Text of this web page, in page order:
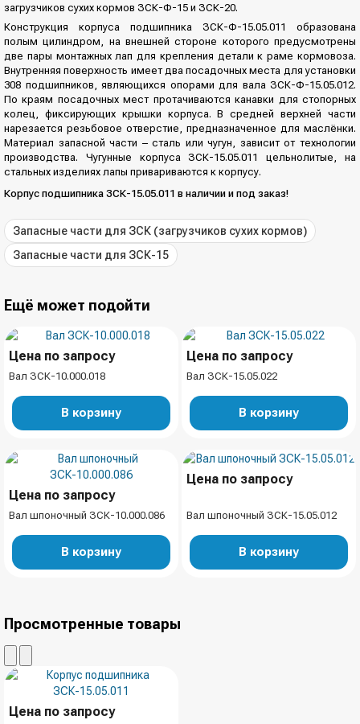
загрузчиков сухих кормов ЗСК-Ф-15 и ЗСК-20.
Конструкция корпуса подшипника ЗСК-Ф-15.05.011 образована
полым цилиндром, на внешней стороне которого предусмотрены
две пары монтажных лап для крепления детали к раме кормовоза.
Внутренняя поверхность имеет два посадочных места для установки
308 подшипников, являющихся опорами для вала ЗСК-Ф-15.05.012.
По краям посадочных мест протачиваются канавки для стопорных
колец, фиксирующих крышки корпуса. В средней верхней части
нарезается резьбовое отверстие, предназначенное для маслёнки.
Материал запасной части – сталь или чугун, зависит от технологии
производства. Чугунные корпуса ЗСК-15.05.011 цельнолитые, на
стальных изделиях лапы привариваются к корпусу.
Корпус подшипника ЗСК-15.05.011 в наличии и под заказ!
Запасные части для ЗСК (загрузчиков сухих кормов)
Запасные части для ЗСК-15
Ещё может подойти
Цена по запросу
Вал ЗСК-10.000.018
В корзину
Цена по запросу
Вал ЗСК-15.05.022
В корзину
Цена по запросу
Вал шпоночный ЗСК-10.000.086
В корзину
Цена по запросу
Вал шпоночный ЗСК-15.05.012
В корзину
Просмотренные товары
Цена по запросу